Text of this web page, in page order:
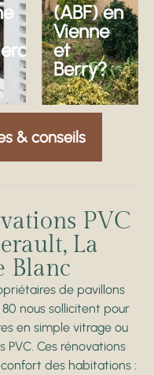
(ABF) en
Vienne
et
Berry?
Découvrir
& conseils
PVC
La
Blanc
de pavillons
nous sollicitent pour
en simple vitrage ou
PVC. Ces rénovations
des habitations :